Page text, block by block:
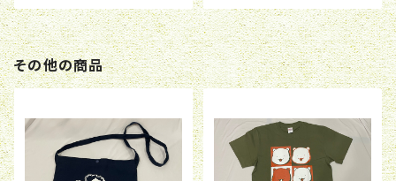
その他の商品